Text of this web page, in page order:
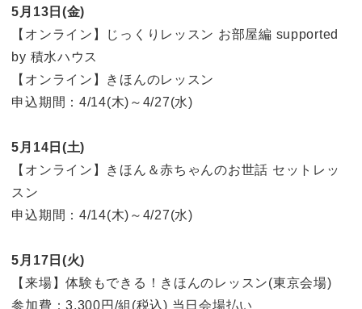
5月13日(金)
【オンライン】じっくりレッスン お部屋編 supported
by 積水ハウス
【オンライン】きほんのレッスン
申込期間：4/14(木)～4/27(水)
5月14日(土)
【オンライン】きほん＆赤ちゃんのお世話 セットレッ
スン
申込期間：4/14(木)～4/27(水)
5月17日(火)
【来場】体験もできる！きほんのレッスン(東京会場)
参加費：3,300円/組(税込) 当日会場払い